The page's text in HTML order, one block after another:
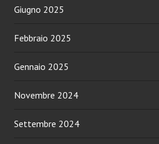
Giugno 2025
Febbraio 2025
Gennaio 2025
Novembre 2024
Settembre 2024